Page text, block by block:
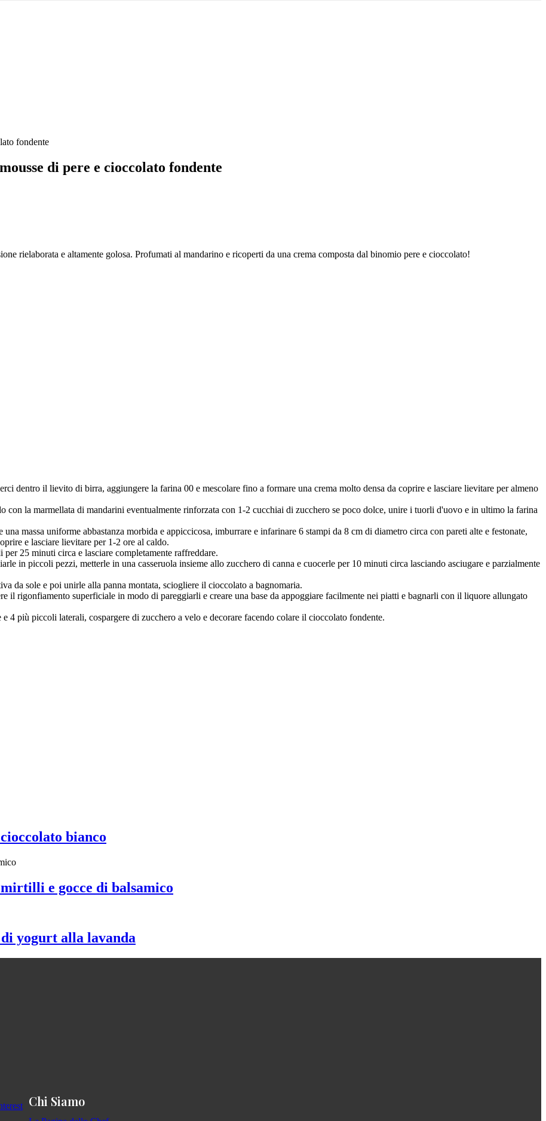
di pere e cioccolato fondente
rielaborata e altamente golosa. Profumati al mandarino e ricoperti da una crema composta dal binomio pere e cioccolato!
dentro il lievito di birra, aggiungere la farina 00 e mescolare fino a formare una crema molto densa da coprire e lasciare lievitare per almeno
con la marmellata di mandarini eventualmente rinforzata con 1-2 cucchiai di zucchero se poco dolce, unire i tuorli d'uovo e in ultimo la farina
massa uniforme abbastanza morbida e appiccicosa, imburrare e infarinare 6 stampi da 8 cm di diametro circa con pareti alte e festonate,
e lasciare lievitare per 1-2 ore al caldo.
25 minuti circa e lasciare completamente raffreddare.
in piccoli pezzi, metterle in una casseruola insieme allo zucchero di canna e cuocerle per 10 minuti circa lasciando asciugare e parzialmente
da sole e poi unirle alla panna montata, sciogliere il cioccolato a bagnomaria.
il rigonfiamento superficiale in modo di pareggiarli e creare una base da appoggiare facilmente nei piatti e bagnarli con il liquore allungato
4 più piccoli laterali, cospargere di zucchero a velo e decorare facendo colare il cioccolato fondente.
bianco
e gocce di balsamico
di yogurt alla lavanda
Chi Siamo